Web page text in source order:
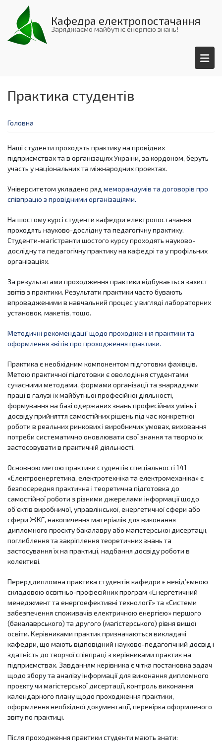
Перейти
основного
вмісту
Кафедра електропостачання
Заряджаємо майбутнє енергією знань!
Практика студентів
Головна
Наші студенти проходять практику на провідних
підприємствах та в організаціях України, за кордоном, беруть
участь у національних та міжнародних проектах.
Університетом укладено ряд меморандумів та договорів про
співпрацю з провідними організаціями.
На шостому курсі студенти кафедри електропостачання
проходять науково-дослідну та педагогічну практику.
Студенти-магістранти шостого курсу проходять науково-
дослідну та педагогічну практику на кафедрі та у профільних
організаціях.
За результатами проходження практики відбувається захист
звітів з практики. Результати практики часто бувають
впровадженими в навчальний процес у вигляді лабораторних
установок, макетів, тощо.
Методичні рекомендації щодо проходження практики та
оформлення звітів про проходження практики.
Практика є необхідним компонентом підготовки фахівців.
Метою практичної підготовки є оволодіння студентами
сучасними методами, формами організації та знаряддями
праці в галузі їх майбутньої професійної діяльності,
формування на базі одержаних знань професійних умінь і
досвіду прийняття самостійних рішень під час конкретної
роботи в реальних ринкових і виробничих умовах, виховання
потреби систематично оновлювати свої знання та творчо їх
застосовувати в практичній діяльності.
Основною метою практики студентів спеціальності 141
«Електроенергетика, електротехніка та електромеханіка» є
безпосередня практична і теоретична підготовка до
самостійної роботи з різними джерелами інформації щодо
об’єктів виробничої, управлінської, енергетичної сфери або
сфери ЖКГ, накопичення матеріалів для виконання
дипломного проєкту бакалавру або магістерської дисертації,
поглиблення та закріплення теоретичних знань та
застосування їх на практиці, надбання досвіду роботи в
колективі.
Перерддипломна практика студентів кафедри є невід’ємною
складовою освітньо-професійних програм «Енергетичний
менеджмент та енергоефективні технології» та «Системи
забезпечення споживачів електричною енергією» першого
(бакалаврського) та другого (магістерського) рівня вищої
освіти. Керівниками практик призначаються викладачі
кафедри, що мають відповідний науково-педагогічний досвід і
здатність до творчої співпраці з керівниками практик на
підприємствах. Завданням керівника є чітка постановка задач
щодо збору та аналізу інформації для виконання дипломного
проєкту чи магістерської дисертації, контроль виконання
календарного плану щодо проходження практики,
оформлення необхідної документації, перевірка оформленого
звіту по практиці.
Після проходження практики студенти мають знати: